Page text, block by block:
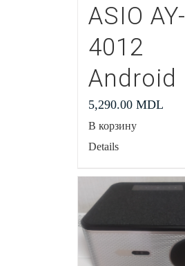
ASIO AY-
4012
Android
5,290.00 MDL
В корзину
Details